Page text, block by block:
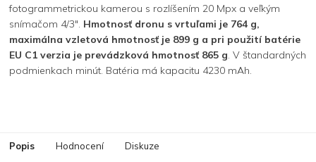
fotogrammetrickou kamerou s rozlíšením 20 Mpx a veľkým
snímačom 4/3". Hmotnosť dronu s vrtuľami je 764 g,
maximálna vzletová hmotnosť je 899 g a pri použití batérie
EU C1 verzia je prevádzková hmotnosť 865 g . V štandardných
podmienkach minút. Batéria má kapacitu 4230 mAh.
Popis Hodnocení Diskuze